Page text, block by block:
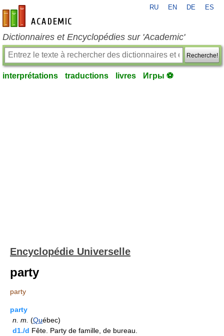
fr-academic.com
RU EN DE ES
Dictionnaires et Encyclopédies sur 'Academic'
Recherche!
interprétations traductions livres Игры ⚽
Encyclopédie Universelle
party
party
party
n. m. (Québec)
d1./d Fête. Party de famille, de bureau.